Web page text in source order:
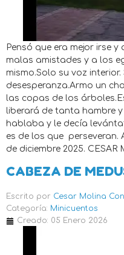
Pensó que era mejor irse
malas amistades y a los
mismo.Solo su voz
desesperanza.Armo un
las copas de los
liberará de tanta hambre
hablaba y le decía
es de los que perseveran.
de diciembre 2025. CESAR
CABEZA DE
Escrito por Cesar Molina
Categoría: Minicuentos
Creado: 05 Enero 2026